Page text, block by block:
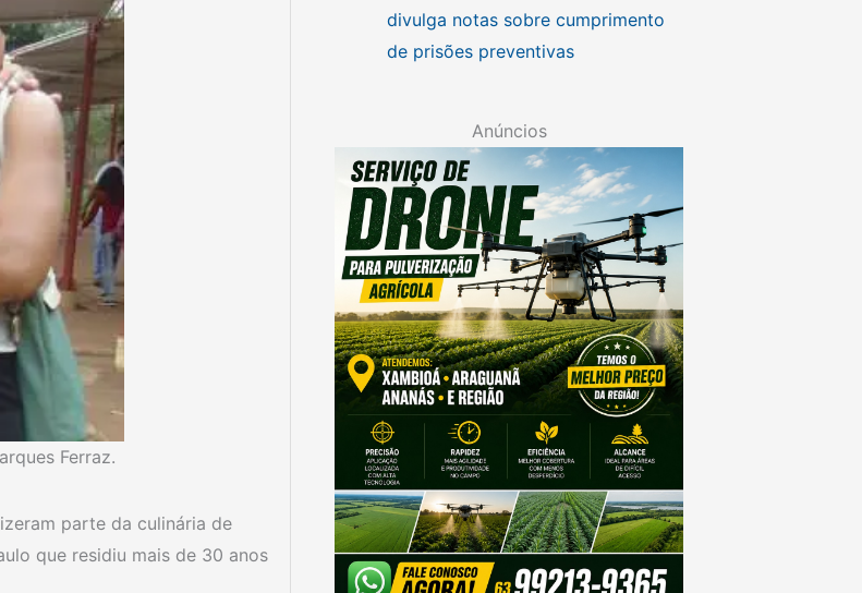
Ferraz.
parte da culinária de
que residiu mais de 30 anos
divulga notas sobre cumprimento
de prisões preventivas
Anúncios